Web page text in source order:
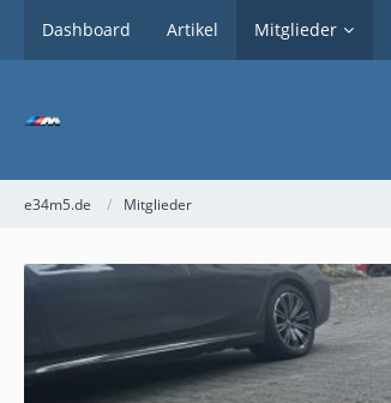
Dashboard Artikel Mitglieder
e34m5.de Mitglieder